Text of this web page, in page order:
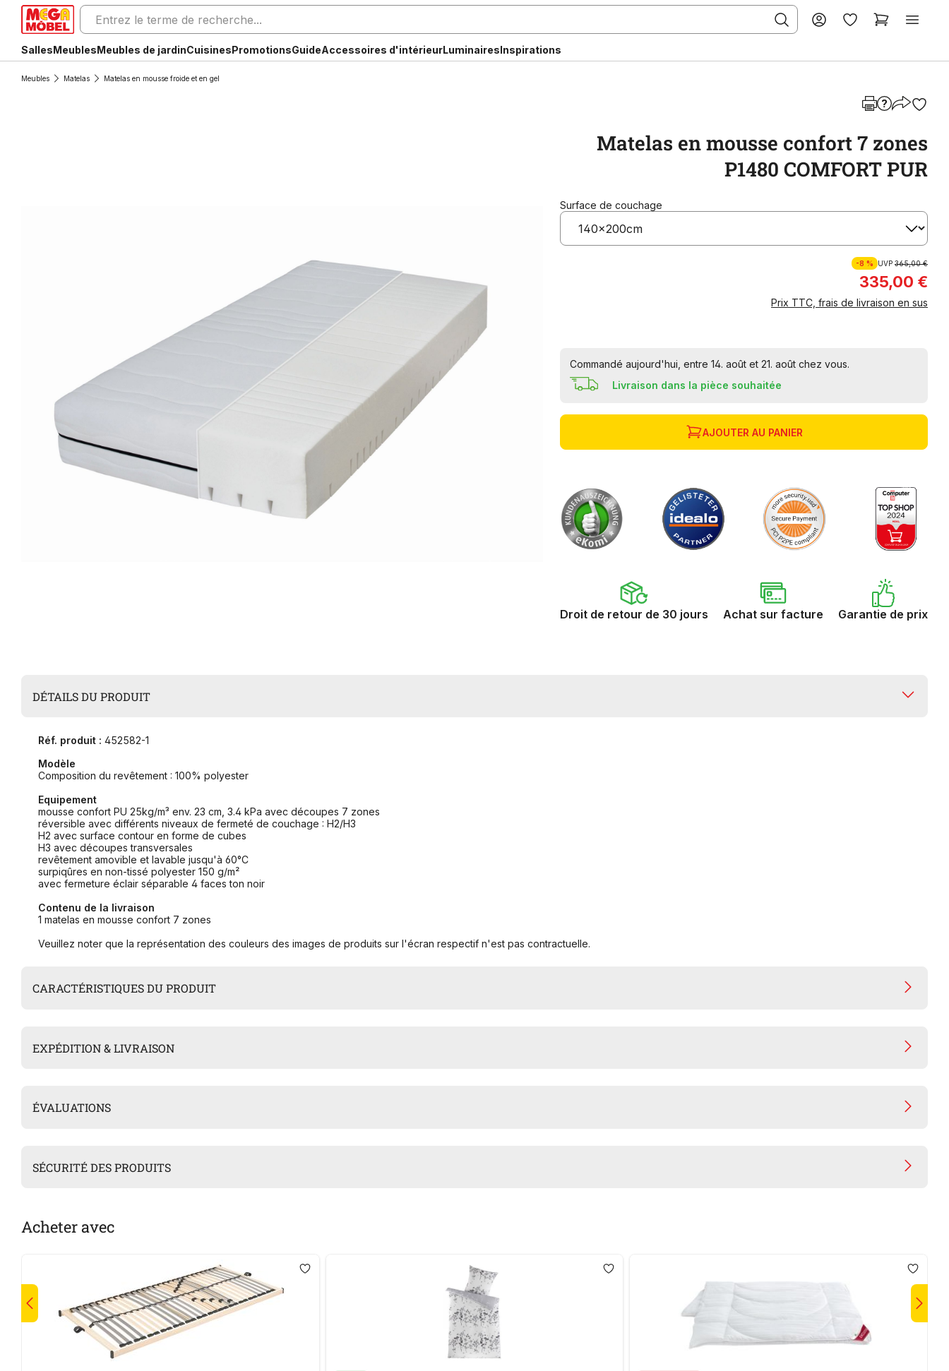
SallesMeublesMeubles de jardinCuisinesPromotionsGuideAccessoires d'intérieurLuminairesInspirations
Meubles Matelas Matelas en mousse froide et en gel
Matelas en mousse confort 7 zones
P1480 COMFORT PUR
Surface de couchage
-8 % UVP 365,00 €
335,00 €
Prix TTC, frais de livraison en sus
Commandé aujourd'hui, entre 14. août et 21. août chez vous.
Livraison dans la pièce souhaitée
AJOUTER AU PANIER
Droit de retour de 30 jours Achat sur facture Garantie de prix
DÉTAILS DU PRODUIT
Réf. produit : 452582-1
Modèle
Composition du revêtement : 100% polyester
Equipement
mousse confort PU 25kg/m³ env. 23 cm, 3.4 kPa avec découpes 7 zones
réversible avec différents niveaux de fermeté de couchage : H2/H3
H2 avec surface contour en forme de cubes
H3 avec découpes transversales
revêtement amovible et lavable jusqu'à 60°C
surpiqûres en non-tissé polyester 150 g/m²
avec fermeture éclair séparable 4 faces ton noir
Contenu de la livraison
1 matelas en mousse confort 7 zones
Veuillez noter que la représentation des couleurs des images de produits sur l'écran respectif n'est pas contractuelle.
CARACTÉRISTIQUES DU PRODUIT
EXPÉDITION & LIVRAISON
ÉVALUATIONS
SÉCURITÉ DES PRODUITS
Acheter avec